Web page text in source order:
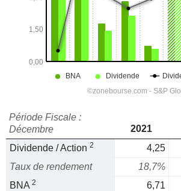
Période Fiscale :
Décembre
2021
Dividende / Action 2 4,25
Taux de rendement
18,7%
BNA 2 6,71